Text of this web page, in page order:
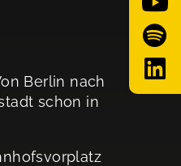
Berlin nach
schon in